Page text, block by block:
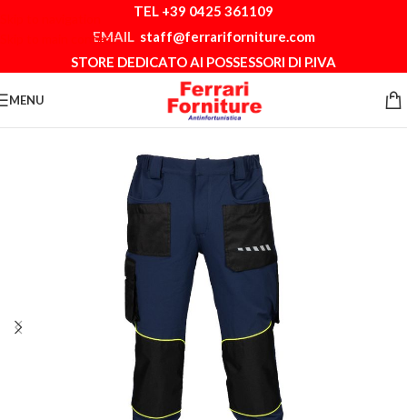
Skip to main content
TEL +39 0425 361109
EMAIL staff@ferrariforniture.com
STORE DEDICATO AI POSSESSORI DI P.IVA
MENU